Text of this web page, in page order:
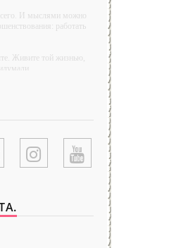
И мыслями можно
работать
Живите той жизнью,
это пропустить
когда их дают мне.